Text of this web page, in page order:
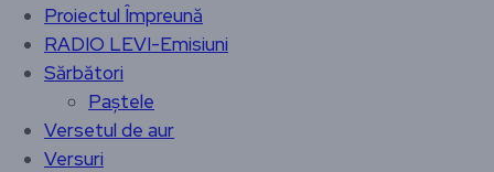
Proiectul Împreună
RADIO LEVI-Emisiuni
Sărbători
Paștele
Versetul de aur
Versuri